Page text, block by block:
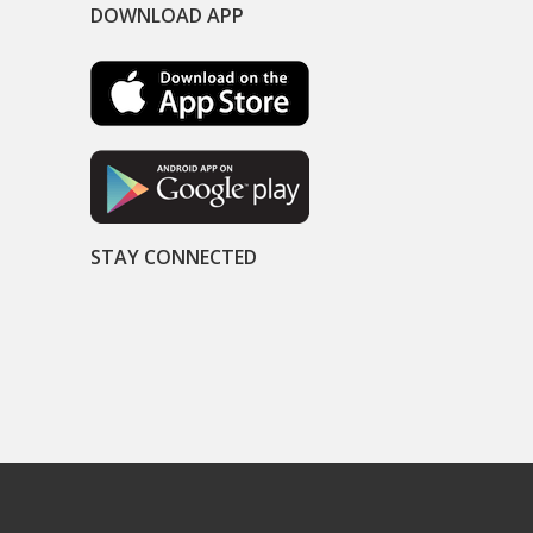
DOWNLOAD APP
STAY CONNECTED